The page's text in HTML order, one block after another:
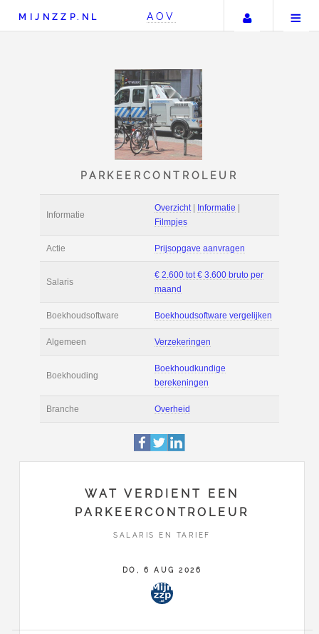
MIJNZZP.NL AOV Uw
Actie
Boekhoudsoftware
Boekhoudkundige
WAT VERDIENT EEN
PARKEERCONTROLEUR
SALARIS EN TARIEF
DO, 6 AUG 2026